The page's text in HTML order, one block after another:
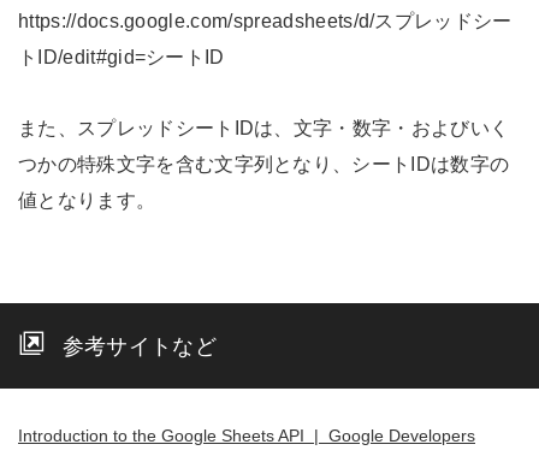
https://docs.google.com/spreadsheets/d/スプレッドシー
トID/edit#gid=シートID
また、スプレッドシートIDは、文字・数字・およびいく
つかの特殊文字を含む文字列となり、シートIDは数字の
値となります。
参考サイトなど
Introduction to the Google Sheets API | Google Developers